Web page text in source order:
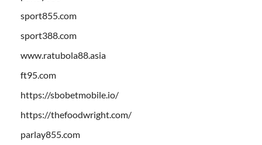
sport855.com
sport388.com
www.ratubola88.asia
ft95.com
https://sbobetmobile.io/
https://thefoodwright.com/
parlay855.com